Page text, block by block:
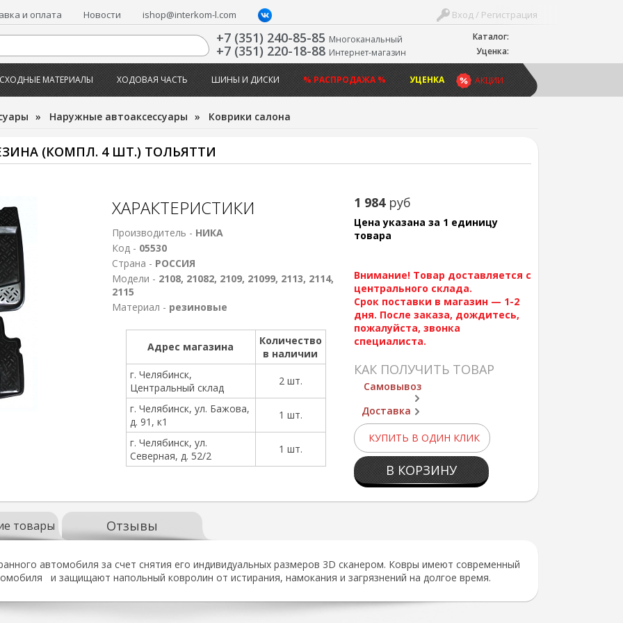
Каталог:
Уценка:
Вход / Регистрация
и оплата Новости ishop@interkom-l.com
+7 (351) 240-85-85 Многоканальный
+7 (351) 220-18-88 Интернет-магазин
АКЦИИ
МАТЕРИАЛЫ ХОДОВАЯ ЧАСТЬ ШИНЫ И ДИСКИ % РАСПРОДАЖА % УЦЕНКА
» Наружные автоаксессуары » Коврики салона
(КОМПЛ. 4 ШТ.) ТОЛЬЯТТИ
1 984 руб
Цена указана за 1 единицу
товара
Внимание! Товар доставляется с
центрального склада.
Срок поставки в магазин — 1-2
дня. После заказа, дождитесь,
пожалуйста, звонка
специалиста.
КАК ПОЛУЧИТЬ ТОВАР
Самовывоз
Доставка
КУПИТЬ В ОДИН КЛИК
В КОРЗИНУ
ХАРАКТЕРИСТИКИ
Производитель - НИКА
Код - 05530
Страна - РОССИЯ
Модели - 2108, 21082, 2109, 21099, 2113, 2114,
2115
Материал - резиновые
Адрес магазина
Количество
в наличии
г. Челябинск,
Центральный склад
2 шт.
г. Челябинск, ул. Бажова,
д. 91, к1
1 шт.
г. Челябинск, ул.
Северная, д. 52/2
1 шт.
товары Отзывы
автомобиля за счет снятия его индивидуальных размеров 3D сканером. Ковры имеют современный
и защищают напольный ковролин от истирания, намокания и загрязнений на долгое время.